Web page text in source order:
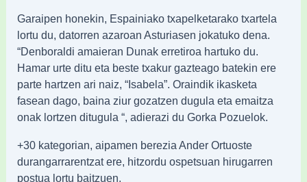
Garaipen honekin, Espainiako txapelketarako txartela
lortu du, datorren azaroan Asturiasen jokatuko dena.
“Denboraldi amaieran Dunak erretiroa hartuko du.
Hamar urte ditu eta beste txakur gazteago batekin ere
parte hartzen ari naiz, “Isabela”. Oraindik ikasketa
fasean dago, baina ziur gozatzen dugula eta emaitza
onak lortzen ditugula “, adierazi du Gorka Pozuelok.
+30 kategorian, aipamen berezia Ander Ortuoste
durangarrarentzat ere, hitzordu ospetsuan hirugarren
postua lortu baitzuen.